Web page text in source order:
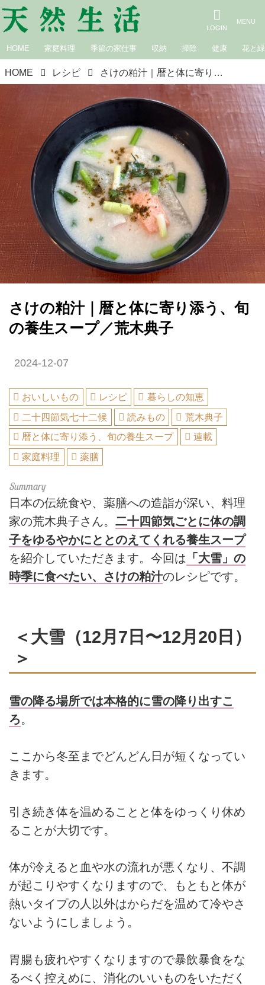
HOME 家庭料理 季節の家仕事 収納 掃除 健康 花と緑
HOME レシピ さけの粕汁｜暦と体に寄り添う、旬の養生スープ／荒木典子
さけの粕汁｜暦と体に寄り添う、旬
の養生スープ／荒木典子
2024-12-07
おいしいもの レシピ
暮らしの知恵
二十四節気七十二候
読みもの
荒木典子
暦と体に寄り添う、旬の養生スープ
連載
家庭料理
薬膳
日本の伝統食や、薬膳への造詣が深い、料理
家の荒木典子さん。 二十四節気ごとに体の調
子をゆるやかにととのえてくれる養生スープ
を紹介していただきます。今回は 「大雪」の
時季に食べたい、さけの粕汁のレシピです。
＜大雪（12月7日〜12月20日）
＞
雪の降る場所では本格的に雪の降り出すこ
ろ。
ここから冬至までどんどん日が短くなってい
きます。
引き続き体を温めることと体をゆっくり休め
ることが大切です。
体が冷えると血や水の流れが悪くなり、不調
が起こりやすくなりますので、もともと体が
熱いタイプの人以外はからだを温めて冷やさ
ないようにしましょう。
胃腸も疲れやすくなりますので暴飲暴食をな
るべく控えめに、消化のいいものをいただく